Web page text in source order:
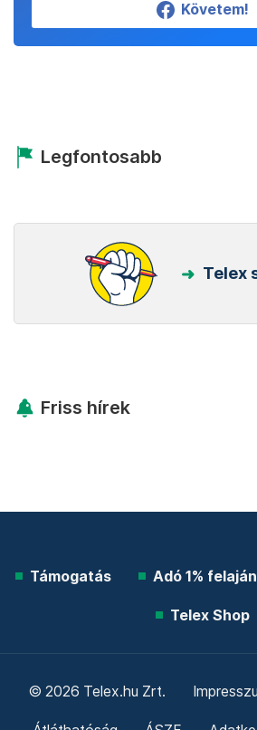
Követem!
Legfontosabb
Telex
Friss hírek
Támogatás Adó 1%
Telex Shop
© 2026 Telex.hu Zrt.